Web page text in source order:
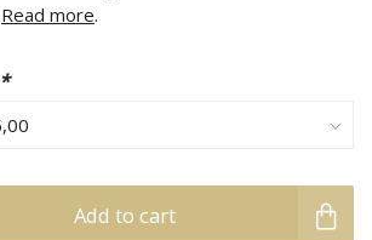
Read more.
*
Add to cart